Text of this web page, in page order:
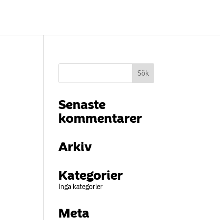
Senaste
kommentarer
Arkiv
Kategorier
Inga kategorier
Meta